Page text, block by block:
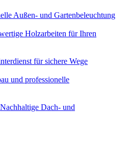
Außen- und Gartenbeleuchtung
Holzarbeiten für Ihren
für sichere Wege
und professionelle
Nachhaltige Dach- und